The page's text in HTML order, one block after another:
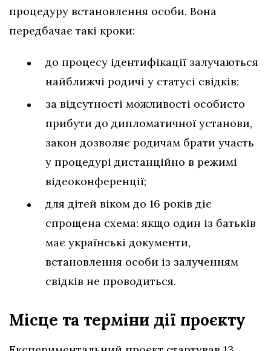
процедуру встановлення особи. Вона
передбачає такі кроки:
до процесу ідентифікації залучаються
найближчі родичі у статусі свідків;
за відсутності можливості особисто
прибути до дипломатичної установи,
закон дозволяє родичам брати участь
у процедурі дистанційно в режимі
відеоконференції;
для дітей віком до 16 років діє
спрощена схема: якщо один із батьків
має українські документи,
встановлення особи із залученням
свідків не проводиться.
Місце та терміни дії проєкту